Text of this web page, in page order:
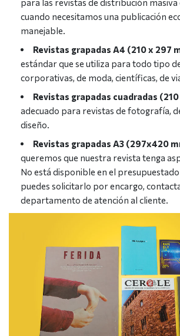
para las revistas de distribución
cuando necesitamos una publicación
manejable.
Revistas grapadas A4 (210 x 297
estándar que se utiliza para todo tipo
corporativas, de moda, científicas, de
Revistas grapadas cuadradas
adecuado para revistas de fotografía,
diseño.
Revistas grapadas A3 (297x420
queremos que nuestra revista tenga
No está disponible en el
puedes solicitarlo por encargo,
departamento de atención al cliente.